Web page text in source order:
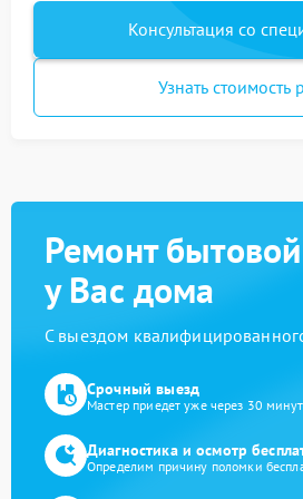
Консультация со
Узнать стоимость
Ремонт
у Вас дома
С выездом
Срочный выезд
Мастер приедет уже через 30 минут
Диагностика и осмотр
Определим причину поломки